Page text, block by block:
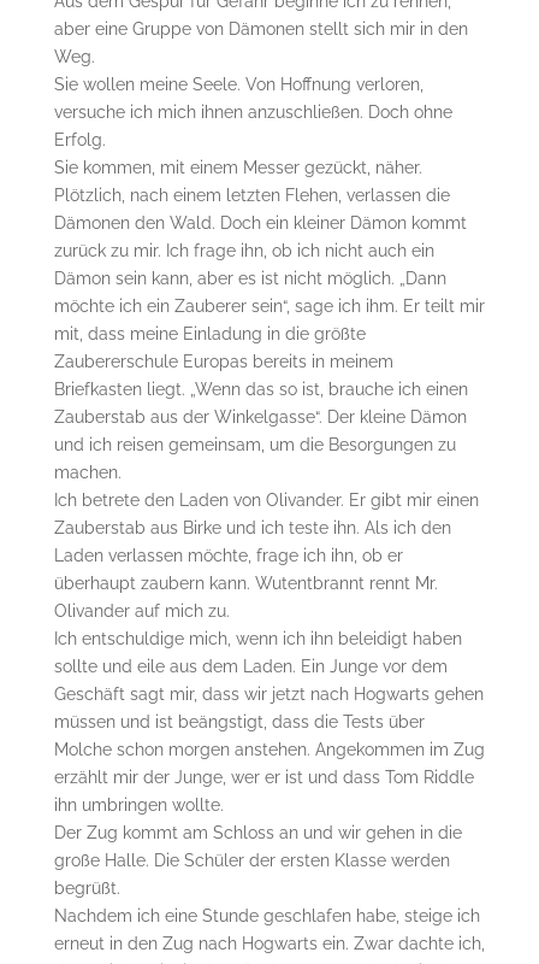
aber eine Gruppe von Dämonen stellt sich mir in den
Weg.
Sie wollen meine Seele. Von Hoffnung verloren,
versuche ich mich ihnen anzuschließen. Doch ohne
Erfolg.
Sie kommen, mit einem Messer gezückt, näher.
Plötzlich, nach einem letzten Flehen, verlassen die
Dämonen den Wald. Doch ein kleiner Dämon kommt
zurück zu mir. Ich frage ihn, ob ich nicht auch ein
Dämon sein kann, aber es ist nicht möglich. „Dann
möchte ich ein Zauberer sein“, sage ich ihm. Er teilt mir
mit, dass meine Einladung in die größte
Zaubererschule Europas bereits in meinem
Briefkasten liegt. „Wenn das so ist, brauche ich einen
Zauberstab aus der Winkelgasse“. Der kleine Dämon
und ich reisen gemeinsam, um die Besorgungen zu
machen.
Ich betrete den Laden von Olivander. Er gibt mir einen
Zauberstab aus Birke und ich teste ihn. Als ich den
Laden verlassen möchte, frage ich ihn, ob er
überhaupt zaubern kann. Wutentbrannt rennt Mr.
Olivander auf mich zu.
Ich entschuldige mich, wenn ich ihn beleidigt haben
sollte und eile aus dem Laden. Ein Junge vor dem
Geschäft sagt mir, dass wir jetzt nach Hogwarts gehen
müssen und ist beängstigt, dass die Tests über
Molche schon morgen anstehen. Angekommen im Zug
erzählt mir der Junge, wer er ist und dass Tom Riddle
ihn umbringen wollte.
Der Zug kommt am Schloss an und wir gehen in die
große Halle. Die Schüler der ersten Klasse werden
begrüßt.
Nachdem ich eine Stunde geschlafen habe, steige ich
erneut in den Zug nach Hogwarts ein. Zwar dachte ich,